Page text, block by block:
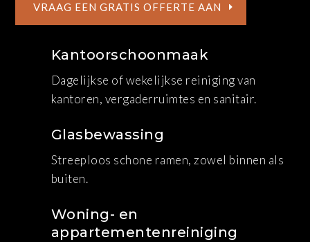
VRAAG EEN GRATIS OFFERTE AAN
Kantoorschoonmaak
Dagelijkse of wekelijkse reiniging van
kantoren, vergaderruimtes en sanitair.
Glasbewassing
Streeploos schone ramen, zowel binnen als
buiten.
Woning- en
appartementenreiniging